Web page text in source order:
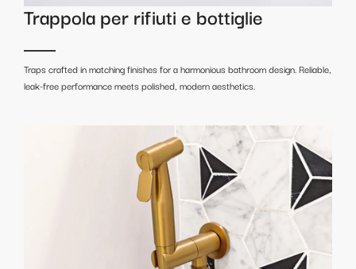
Trappola per rifiuti e bottiglie
Traps crafted in matching finishes for a harmonious bathroom design. Reliable,
leak-free performance meets polished, modern aesthetics.